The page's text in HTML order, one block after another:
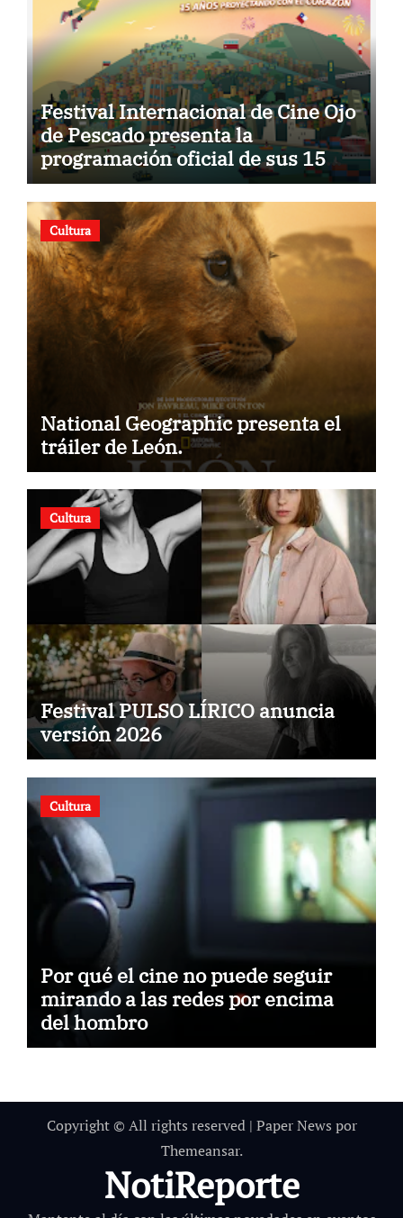
Festival Internacional de Cine Ojo
de Pescado presenta la
programación oficial de sus 15
años
Cultura
National Geographic presenta el
tráiler de León.
Cultura
Festival PULSO LÍRICO anuncia
versión 2026
Cultura
Por qué el cine no puede seguir
mirando a las redes por encima
del hombro
Copyright © All rights reserved | Paper News por
Themeansar.
NotiReporte